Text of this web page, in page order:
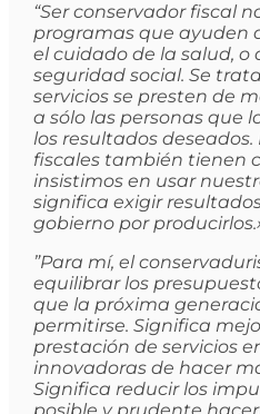
“Ser conservador fiscal
programas que ayuden
el cuidado de la salud, o
seguridad social. Se
servicios se presten de
a sólo las personas que
los resultados deseados.
fiscales también tienen
insistimos en usar
significa exigir
gobierno por
”Para mí, el
equilibrar los
que la próxima
permitirse. Significa
prestación de servicios
innovadoras de hacer
Significa reducir los